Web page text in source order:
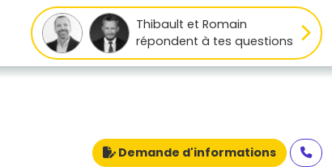
Thibault et Romain
répondent à tes questions
Demande d'informations